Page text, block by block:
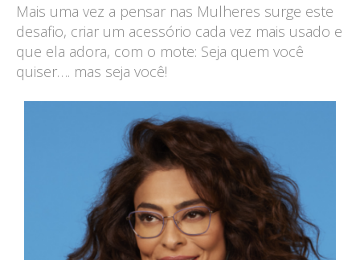
Mais uma vez a pensar nas Mulheres surge este
desafio, criar um acessório cada vez mais usado e
que ela adora, com o mote: Seja quem você
quiser…. mas seja você!